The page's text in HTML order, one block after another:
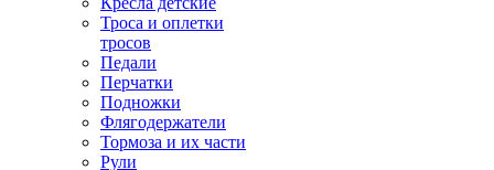
Троса и оплетки
тросов
Педали
Перчатки
Подножки
Флягодержатели
Тормоза и их части
Рули